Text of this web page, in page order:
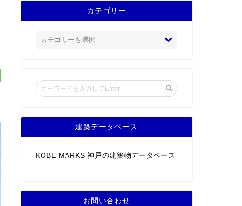
カテゴリー
建築データベース
KOBE MARKS 神戸の建築物データベース
お問い合わせ